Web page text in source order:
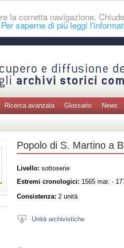
la corretta navigazione.
Per saperne di più leggi
Ricerca avanzata Glossario News
Popolo di S. Martino a
Livello: sottoserie
Estremi cronologici: 1565 mar. -
Consistenza: 2 unità
Unità archivistiche